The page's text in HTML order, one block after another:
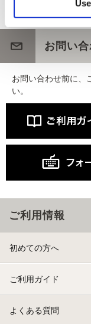
ホーム > アパレル
お問い
お問い合わせ前に、
い。
ご利用情報
初めての方へ
ご利用ガイド
よくある質問